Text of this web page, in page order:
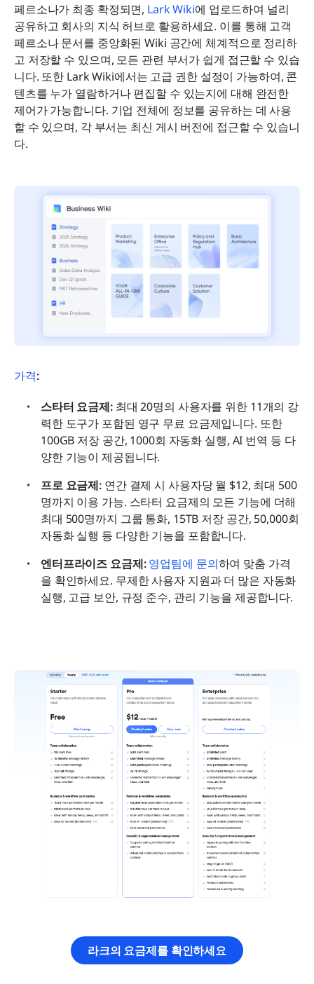
페르소나가 최종 확정되면, Lark Wiki에 업로드하여 널리
공유하고 회사의 지식 허브로 활용하세요. 이를 통해 고객
페르소나 문서를 중앙화된 Wiki 공간에 체계적으로 정리하
고 저장할 수 있으며, 모든 관련 부서가 쉽게 접근할 수 있습
니다. 또한 Lark Wiki에서는 고급 권한 설정이 가능하여, 콘
텐츠를 누가 열람하거나 편집할 수 있는지에 대해 완전한
제어가 가능합니다. 기업 전체에 정보를 공유하는 데 사용
할 수 있으며, 각 부서는 최신 게시 버전에 접근할 수 있습니
다.
가격:
스타터 요금제: 최대 20명의 사용자를 위한 11개의 강
력한 도구가 포함된 영구 무료 요금제입니다. 또한
100GB 저장 공간, 1000회 자동화 실행, AI 번역 등 다
양한 기능이 제공됩니다.
프로 요금제: 연간 결제 시 사용자당 월 $12, 최대 500
명까지 이용 가능. 스타터 요금제의 모든 기능에 더해
최대 500명까지 그룹 통화, 15TB 저장 공간, 50,000회
자동화 실행 등 다양한 기능을 포함합니다.
엔터프라이즈 요금제: 영업팀에 문의하여 맞춤 가격
을 확인하세요. 무제한 사용자 지원과 더 많은 자동화
실행, 고급 보안, 규정 준수, 관리 기능을 제공합니다.
라크의 요금제를 확인하세요